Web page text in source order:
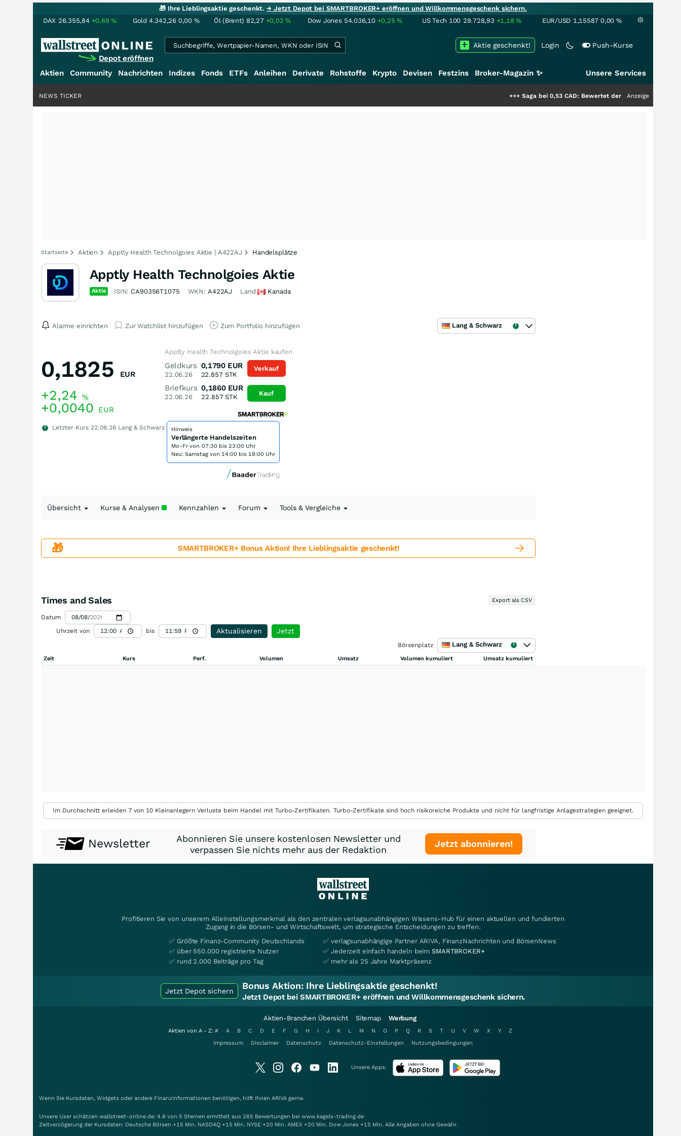
🎁 Ihre Lieblingsaktie geschenkt.→ Jetzt Depot bei SMARTBROKER+ eröffnen und Willkommensgeschenk sichern.
DAX 26.355,84 +0,69% Gold 4.342,26 0,00 % Öl (Brent) 82,27 +0,02% Dow Jones 54.036,10 +0,25% US Tech 100 29.728,93 +1,18% EUR/USD 1,15587 0,00 %
Depot eröffnen
Login Push-Kurse
Aktie geschenkt!
Aktien Community Nachrichten Indizes Fonds ETFs Anleihen Derivate Rohstoffe Krypto Devisen Festzins Broker-Magazin ✨ Unsere Services
Saga bei 0,53 CAD: Bewertet der Markt noch immer nur
Anzeige
NEWS TICKER
Startseite Aktien Apptly Health Technolgoies Aktie | A422AJ Handelsplätze
Apptly Health Technolgoies Aktie
Aktie ISIN: CA90356T1075 WKN: A422AJ Land Kanada
Alarme einrichten Zur Watchlist hinzufügen Zum Portfolio hinzufügen Lang & Schwarz
0,1825 EUR
+2,24 %
+0,0040 EUR
Letzter Kurs 22.06.26 Lang & Schwarz
Apptly Health Technolgoies Aktie kaufen
Geldkurs
22.06.26
0,1790 EUR
22.857STK
Briefkurs
22.06.26
0,1860 EUR
22.857STK
Verkauf
Kauf
Hinweis
Verlängerte Handelszeiten
Mo-Fr von 07:30 bis 23:00 Uhr
Neu: Samstag von 14:00 bis 19:00 Uhr
Übersicht Kurse & Analysen Kennzahlen Forum Tools & Vergleiche
🎁 SMARTBROKER+ Bonus Aktion! Ihre Lieblingsaktie geschenkt!
Times and Sales Export als CSV
Datum
Uhrzeit von
bis Aktualisieren Jetzt
Börsenplatz Lang & Schwarz
Zeit Kurs Perf. Volumen Umsatz Volumen kumuliert Umsatz kumuliert
Im Durchschnitt erleiden 7 von 10 Kleinanlegern Verluste beim Handel mit Turbo-Zertifikaten. Turbo-Zertifikate sind hoch risikoreiche Produkte und nicht für langfristige Anlagestrategien geeignet.
Newsletter
Abonnieren Sie unsere kostenlosen Newsletter und
verpassen Sie nichts mehr aus der Redaktion
Jetzt abonnieren!
Profitieren Sie von unserem Alleinstellungsmerkmal als den zentralen verlagsunabhängigen Wissens-Hub für einen aktuellen und fundierten
Zugang in die Börsen- und Wirtschaftswelt, um strategische Entscheidungen zu treffen.
✅ Größte Finanz-Community Deutschlands
✅ über 550.000 registrierte Nutzer
✅ rund 2.000 Beiträge pro Tag
✅ verlagsunabhängige Partner ARIVA, FinanzNachrichten und BörsenNews
✅ Jederzeit einfach handeln beimSMARTBROKER+
✅ mehr als 25 Jahre Marktpräsenz
Jetzt Depot sichern Bonus Aktion: Ihre Lieblingsaktie geschenkt!
Jetzt Depot bei SMARTBROKER+ eröffnen und Willkommensgeschenk sichern.
Aktien-Branchen Übersicht Sitemap Werbung
Aktien von A - Z: # A B C D E F G H I J K L M N O P Q R S T U V W X Y
Z
Impressum
Disclaimer Datenschutz Datenschutz-Einstellungen Nutzungsbedingungen
Unsere Apps:
Wenn Sie Kursdaten, Widgets oder andere Finanzinformationen benötigen, hilft Ihnen ARIVA gerne.
Unsere User schätzen wallstreet-online.de: 4.8 von 5 Sternen ermittelt aus 285 Bewertungen bei www.kagels-trading.de
Zeitverzögerung der Kursdaten: Deutsche Börsen +15 Min. NASDAQ +15 Min. NYSE +20 Min. AMEX +20 Min. Dow Jones +15 Min. Alle Angaben ohne Gewähr.